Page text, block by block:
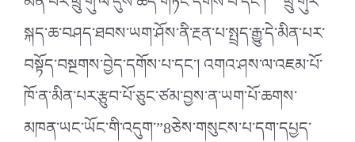
སྐད་ཆ་བཤད་ཐབས་ཡག་ཤོས་ནི་རྔན་པ་སྤྲད་རྒྱུ་དེ་མིན་པར་
བསྟོད་བསྔགས་བྱེད་དགོས་པ་དང་། འགའ་ཤས་ལ་འཇམ་པོ་
ཁོ་ན་མིན་པར་རྩུབ་པོ་ཅུང་ཙམ་བྱས་ན་ཡག་པོ་ཆགས་
མཁན་ཡང་ཡོང་གི་འདུག་”8ཅེས་གསུངས་པ་དག་དཔྱད་